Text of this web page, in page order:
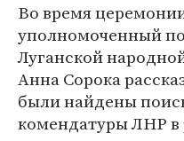
Во время
уполномоченный
Луганской
Анна Сорока
были найдены
комендатуры ЛНР в